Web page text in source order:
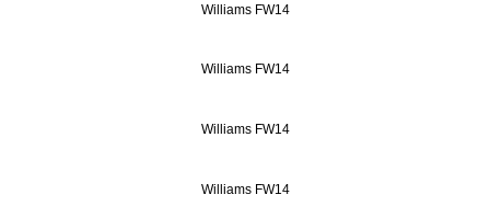
Williams FW14
Williams FW14
Williams FW14
Williams FW14